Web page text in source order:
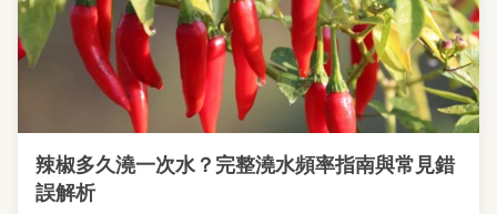
辣椒多久澆一次水？完整澆水頻率指南與常見錯
誤解析